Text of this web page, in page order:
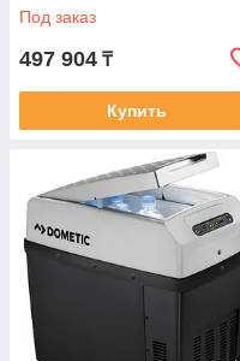
Под заказ
497 904 ₸
Купить